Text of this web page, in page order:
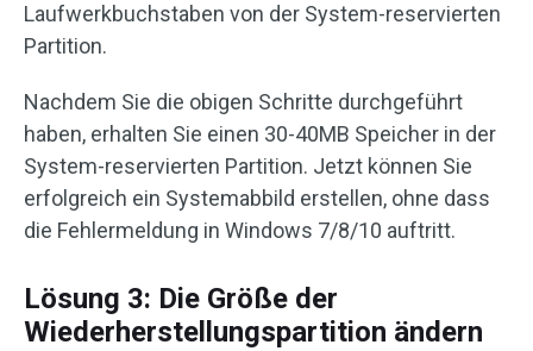
Laufwerkbuchstaben von der System-reservierten
Partition.
Nachdem Sie die obigen Schritte durchgeführt
haben, erhalten Sie einen 30-40MB Speicher in der
System-reservierten Partition. Jetzt können Sie
erfolgreich ein Systemabbild erstellen, ohne dass
die Fehlermeldung in Windows 7/8/10 auftritt.
Lösung 3: Die Größe der
Wiederherstellungspartition ändern